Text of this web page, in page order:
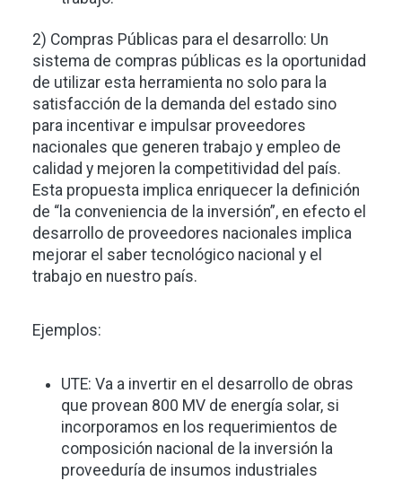
2) Compras Públicas para el desarrollo: Un
sistema de compras públicas es la oportunidad
de utilizar esta herramienta no solo para la
satisfacción de la demanda del estado sino
para incentivar e impulsar proveedores
nacionales que generen trabajo y empleo de
calidad y mejoren la competitividad del país.
Esta propuesta implica enriquecer la definición
de “la conveniencia de la inversión”, en efecto el
desarrollo de proveedores nacionales implica
mejorar el saber tecnológico nacional y el
trabajo en nuestro país.
Ejemplos:
UTE: Va a invertir en el desarrollo de obras
que provean 800 MV de energía solar, si
incorporamos en los requerimientos de
composición nacional de la inversión la
proveeduría de insumos industriales